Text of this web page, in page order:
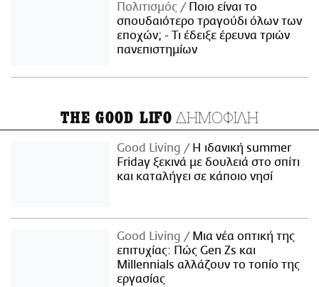
Πολιτισμός
Ποιο είναι το
σπουδαιότερο τραγούδι όλων των
εποχών; - Τι έδειξε έρευνα τριών
πανεπιστημίων
THE GOOD LIFO ΔΗΜΟΦΙΛΗ
Good Living
Η ιδανική summer
Friday ξεκινά με δουλειά στο σπίτι
και καταλήγει σε κάποιο νησί
Good Living
Μια νέα οπτική της
επιτυχίας: Πώς Gen Zs και
Millennials αλλάζουν το τοπίο της
εργασίας